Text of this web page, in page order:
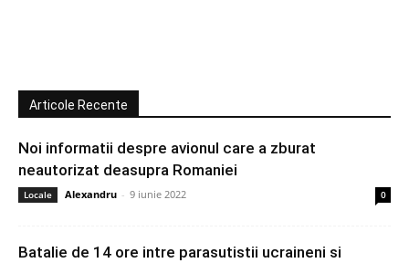
Articole Recente
Noi informatii despre avionul care a zburat
neautorizat deasupra Romaniei
Locale Alexandru - 9 iunie 2022 0
Batalie de 14 ore intre parasutistii ucraineni si